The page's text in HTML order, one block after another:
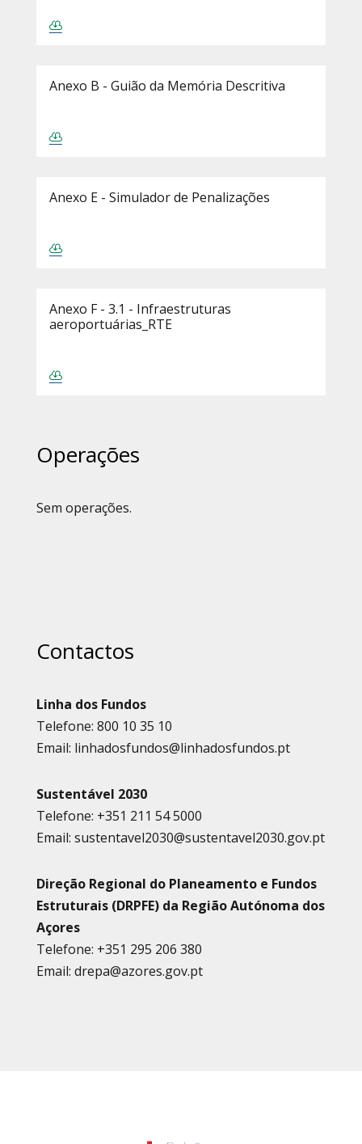
Anexo B - Guião da Memória Descritiva
Anexo E - Simulador de Penalizações
Anexo F - 3.1 - Infraestruturas
aeroportuárias_RTE
Operações
Sem operações.
Contactos
Linha dos Fundos
Telefone: 800 10 35 10
Email: linhadosfundos@linhadosfundos.pt
Sustentável 2030
Telefone: +351 211 54 5000
Email: sustentavel2030@sustentavel2030.gov.pt
Direção Regional do Planeamento e Fundos
Estruturais (DRPFE) da Região Autónoma dos
Açores
Telefone: +351 295 206 380
Email: drepa@azores.gov.pt